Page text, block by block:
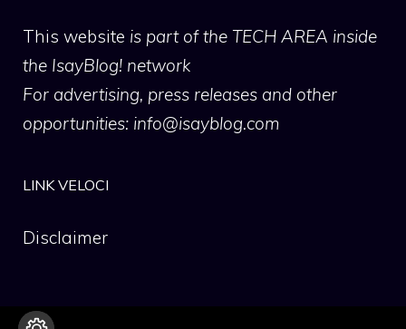
This website is part of the TECH AREA inside
the IsayBlog! network
For advertising, press releases and other
opportunities: info@isayblog.com
LINK VELOCI
Disclaimer